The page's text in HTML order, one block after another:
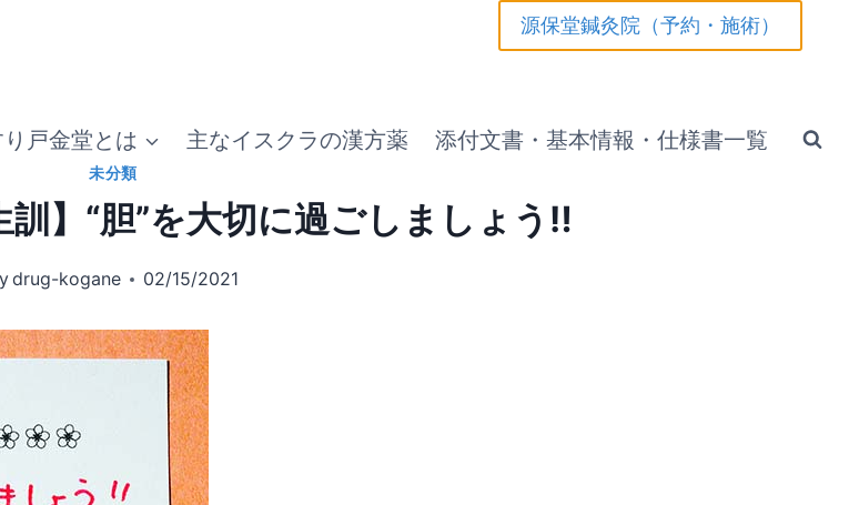
源保堂鍼灸院（予約・施術）
り戸金堂とは 主なイスクラの漢方薬 添付文書・基本情報・仕様書一覧
未分類
訓】“胆”を大切に過ごしましょう‼
drug-kogane 02/15/2021